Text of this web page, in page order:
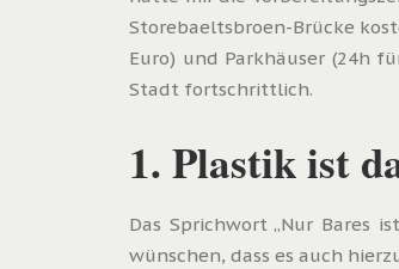
Storebaeltsbroen-Brücke
Euro) und Parkhäuser (24h
Stadt fortschrittlich.
1. Plastik ist
Das Sprichwort „Nur Bares
wünschen, dass es auch